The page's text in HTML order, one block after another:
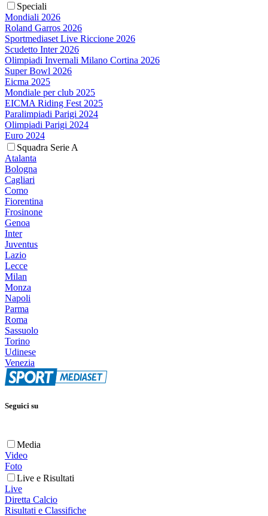
Speciali
Mondiali 2026
Roland Garros 2026
Sportmediaset Live Riccione 2026
Scudetto Inter 2026
Olimpiadi Invernali Milano Cortina 2026
Super Bowl 2026
Eicma 2025
Mondiale per club 2025
EICMA Riding Fest 2025
Paralimpiadi Parigi 2024
Olimpiadi Parigi 2024
Euro 2024
Squadra Serie A
Atalanta
Bologna
Cagliari
Como
Fiorentina
Frosinone
Genoa
Inter
Juventus
Lazio
Lecce
Milan
Monza
Napoli
Parma
Roma
Sassuolo
Torino
Udinese
Venezia
Seguici su
Media
Video
Foto
Live e Risultati
Live
Diretta Calcio
Risultati e Classifiche